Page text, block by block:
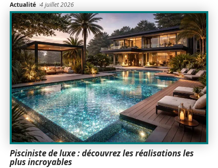
Actualité 4 juillet 2026
Pisciniste de luxe : découvrez les réalisations les
plus incroyables